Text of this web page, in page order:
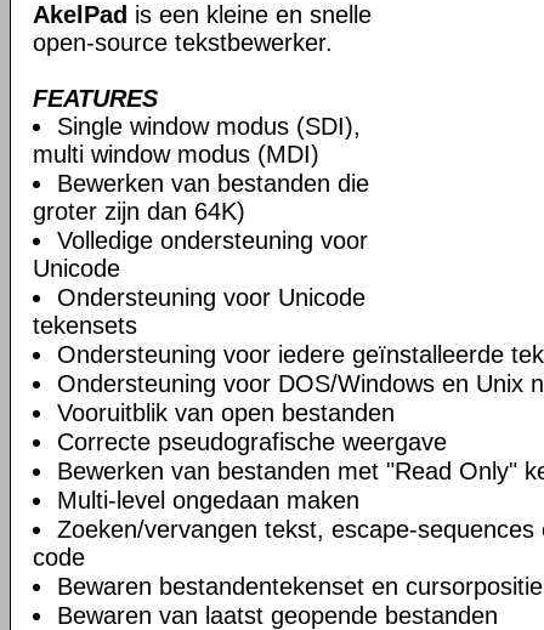
AkelPad is een kleine en snelle
open-source tekstbewerker.
FEATURES
Single window modus (SDI),
multi window modus (MDI)
Bewerken van bestanden die
groter zijn dan 64K)
Volledige ondersteuning voor
Unicode
Ondersteuning voor Unicode
tekensets
Ondersteuning voor iedere geïnstalleerde
Ondersteuning voor DOS/Windows en Unix
Vooruitblik van open bestanden
Correcte pseudografische weergave
Bewerken van bestanden met "Read Only"
Multi-level ongedaan maken
Zoeken/vervangen tekst, escape-sequences
code
Bewaren bestandentekenset en cursorpositie
Bewaren van laatst geopende bestanden